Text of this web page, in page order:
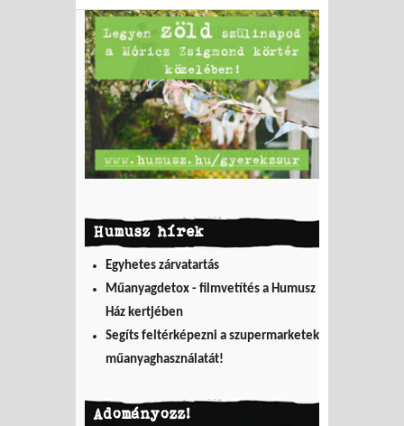
Humusz hírek
Egyhetes zárvatartás
Műanyagdetox - filmvetítés a Humusz
Ház kertjében
Segíts feltérképezni a szupermarketek
műanyaghasználatát!
Adományozz!